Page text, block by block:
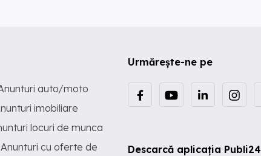
Urmărește-ne pe
Descarcă aplicația Publi24
auto/moto
imobiliare
locuri de munca
cu oferte de